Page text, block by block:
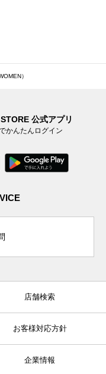
）
公式アプリ
かんたんログイン
店舗検索
お客様対応方針
企業情報